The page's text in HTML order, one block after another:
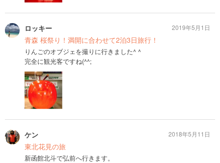
ロッキー
青森 桜祭り！満開に合わせて2泊3日旅行！
りんごのオブジェを撮りに行きました^ ^
完全に観光客ですね(^^;
2019年5月1日
ケン
東北花見の旅
新函館北斗で弘前へ行きます。
2018年5月11日